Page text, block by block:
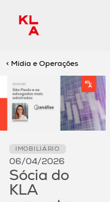
< Mídia e Operações
IMOBILIÁRIO
06/04/2026
Sócia do
KLA